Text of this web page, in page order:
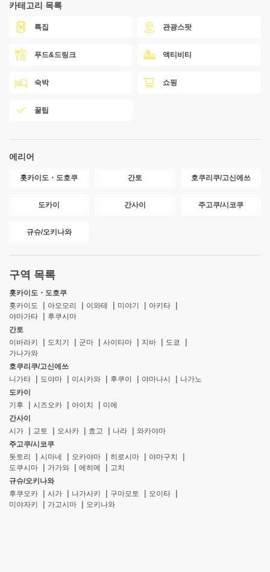
카테고리 목록
특집 관광스팟
푸드&드링크 액티비티
숙박 쇼핑
꿀팁
에리어
홋카이도・도호쿠 간토 호쿠리쿠/고신에쓰
도카이 간사이 주고쿠/시코쿠
규슈/오키나와
구역 목록
홋카이도・도호쿠
홋카이도
아오모리 이와테 미야기
아키타
야마가타
후쿠시마
간토
이바라키
도치기 군마 사이타마 지바
도쿄
가나가와
호쿠리쿠/고신에쓰
니가타
도야마 이시카와 후쿠이 야마나시
나가노
도카이
기후
시즈오카 아이치
미에
간사이
시가
교토 오사카 효고 나라
와카야마
주고쿠/시코쿠
돗토리
시마네 오카야마 히로시마
야마구치
도쿠시마
가가와 에히메
고치
규슈/오키나와
후쿠오카
사가 나가사키 구마모토
오이타
미야자키
가고시마 오키나와